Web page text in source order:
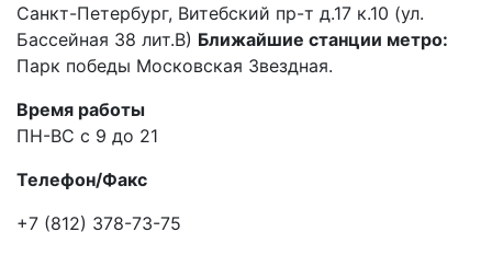
Санкт-Петербург, Витебский пр-т д.17 к.10 (ул.
Бассейная 38 лит.В) Ближайшие станции метро:
Парк победы Московская Звездная.
Время работы
ПН-ВС с 9 до 21
Телефон/Факс
+7 (812) 378-73-75